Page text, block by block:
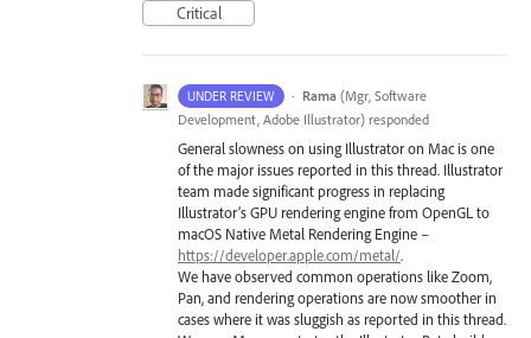
Critical
UNDER REVIEW · Rama (Mgr, Software
Development, Adobe Illustrator) responded
General slowness on using Illustrator on Mac is one
of the major issues reported in this thread. Illustrator
team made significant progress in replacing
Illustrator’sGPUrendering engine from OpenGL to
macOS Native Metal Rendering Engine –
https://developer.apple.com/metal/.
We have observed common operations like Zoom,
Pan, and rendering operations are now smoother in
cases where it was sluggish as reported in this thread.